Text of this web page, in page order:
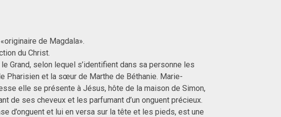
de Magdala».
du Christ.
Grand, selon lequel s’identifient dans sa personne les
Pharisien et la sœur de Marthe de Béthanie. Marie-
elle se présente à Jésus, hôte de la maison de Simon,
de ses cheveux et les parfumant d’un onguent précieux.
d’onguent et lui en versa sur la tête et les pieds, est une